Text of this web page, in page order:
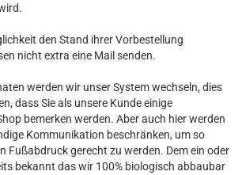
den Stand ihrer Vorbestellung
nicht extra eine Mail senden.
werden wir unser System wechseln, dies
dass Sie als unsere Kunde einige
bemerken werden. Aber auch hier werden
Kommunikation beschränken, um so
Fußabdruck gerecht zu werden. Dem ein oder
bekannt das wir 100% biologisch abbaubar